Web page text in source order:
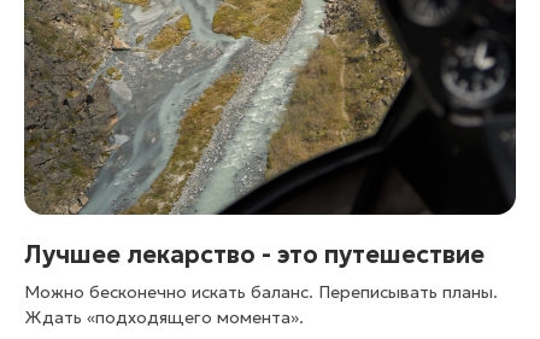
Лучшее лекарство - это путешествие
Можно бесконечно искать баланс. Переписывать планы.
Ждать «подходящего момента».